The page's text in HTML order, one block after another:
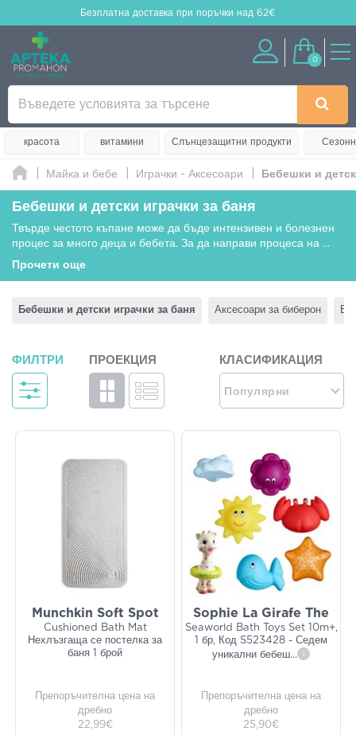
Безплатна доставка при поръчки над 62€
0
красота витамини Слънцезащитни продукти
Майка и бебе Играчки - Аксесоари Бебешки и
Бебешки и детски играчки за баня
Твърде честото къпане може да бъде интензивен и болезнен
процес за много деца и бебета. За да направи процеса на ...
Прочети още
Бебешки и детски играчки за баня Аксесоари за биберон
ФИЛТРИ ПРОЕКЦИЯ КЛАСИФИКАЦИЯ
Популярни
Munchkin Soft Spot
Cushioned Bath Mat
Нехлъзгаща се постелка за
баня 1 брой
Препоръчителна цена на
дребно
22,99€
Sophie La Girafe The
Seaworld Bath Toys Set 10m+,
1 бр, Код S523428 - Седем
уникални бебеш... i
Препоръчителна цена на
дребно
25,90€